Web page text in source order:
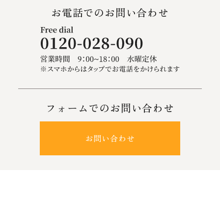
お電話でのお問い合わせ
フォームでのお問い合わせ
お問い合わせ